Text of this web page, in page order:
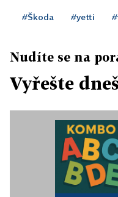
#Škoda #yetti
Nudíte se na
Vyřešte